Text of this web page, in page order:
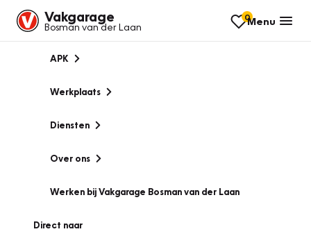
Vakgarage
Bosman van der Laan
0Menu
APK
Werkplaats
Diensten
Over ons
Werken bij Vakgarage Bosman van der Laan
Direct naar